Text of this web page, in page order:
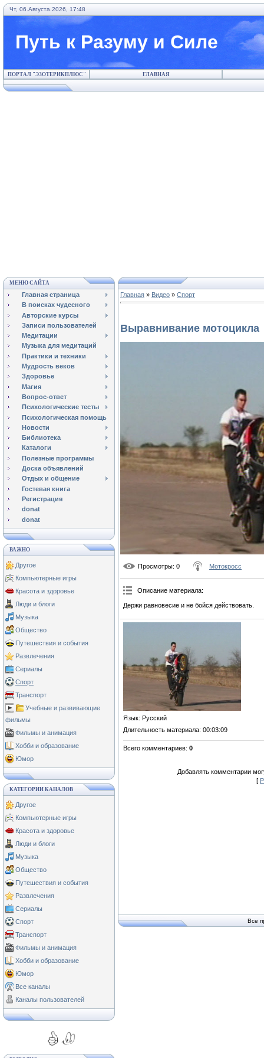
Чт, 06.Августа.2026, 17:48
Путь к Разуму и Силе
ПОРТАЛ "ЭЗОТЕРИКПЛЮС" ГЛАВНАЯ
МЕНЮ САЙТА
Главная страница
В поисках чудесного
Авторские курсы
Записи пользователей
Медитации
Музыка для медитаций
Практики и техники
Мудрость веков
Здоровье
Магия
Вопрос-ответ
Психологические тесты
Психологическая помощь
Новости
Библиотека
Каталоги
Полезные программы
Доска объявлений
Отдых и общение
Гостевая книга
Регистрация
donat
donat
ВАЖНО
Другое
Компьютерные игры
Красота и здоровье
Люди и блоги
Музыка
Общество
Путешествия и события
Развлечения
Сериалы
Спорт
Транспорт
Учебные и развивающие
фильмы
Фильмы и анимация
Хобби и образование
Юмор
КАТЕГОРИИ КАНАЛОВ
Другое
Компьютерные игры
Красота и здоровье
Люди и блоги
Музыка
Общество
Путешествия и события
Развлечения
Сериалы
Спорт
Транспорт
Фильмы и анимация
Хобби и образование
Юмор
Все каналы
Каналы пользователей
Главная » Видео » Спорт
Выравнивание мотоцикла
Просмотры: 0 Мотокросс
Описание материала:
Держи равновесие и не бойся действовать.
Язык: Русский
Длительность материала: 00:03:09
Всего комментариев: 0
Добавлять комментарии
[
Все